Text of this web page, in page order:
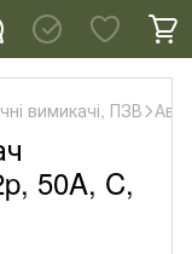
вимикачі, ПЗВ
50A, C,